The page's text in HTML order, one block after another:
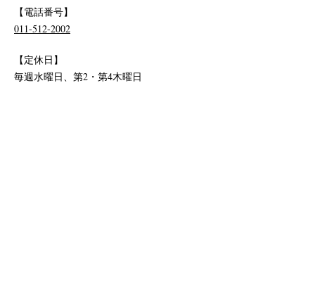
【電話番号】
011-512-2002
【定休日】
毎週水曜日、第2・第4木曜日